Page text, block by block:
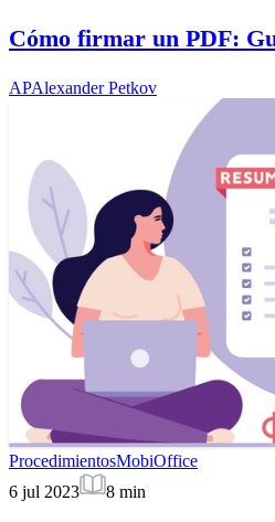
Cómo firmar un PDF:
APAlexander Petkov
ProcedimientosMobiOffice
6 jul 2023
8 min